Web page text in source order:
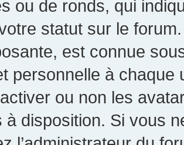
ou de ronds, qui
statut sur le
est connue
personnelle à chaque
ou non les
à disposition. Si vous